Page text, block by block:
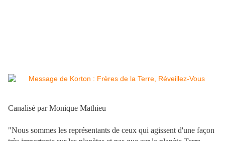
Canalisé par Monique Mathieu
"Nous sommes les représentants de ceux qui agissent d'une façon